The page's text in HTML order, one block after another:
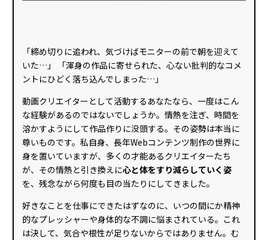
「締め切りに追われ、気づけばモニターの前で朝を迎えて
いた…」 「渾身の作品に寄せられた、心ない批判的なコメ
ントにひどく落ち込んでしまった…」
動画クリエイターとして活動するあなたなら、一度はこん
な経験があるのではないでしょうか。情熱を注ぎ、時間を
溶かすようにして作品作りに没頭する。その姿勢は本当に
尊いものです。私自身、長年Webコンテンツ制作の世界に
身を置いていますが、多くの才能あるクリエイターたち
が、その情熱と引き換えに心と体をすり減らしていく姿
を、残念ながら何度も目の当たりにしてきました。
好きなことを仕事にできたはずなのに、いつの間にか精神
的なプレッシャーや身体的な不調に悩まされている。これ
は決して、気合や根性が足りないからではありません。む